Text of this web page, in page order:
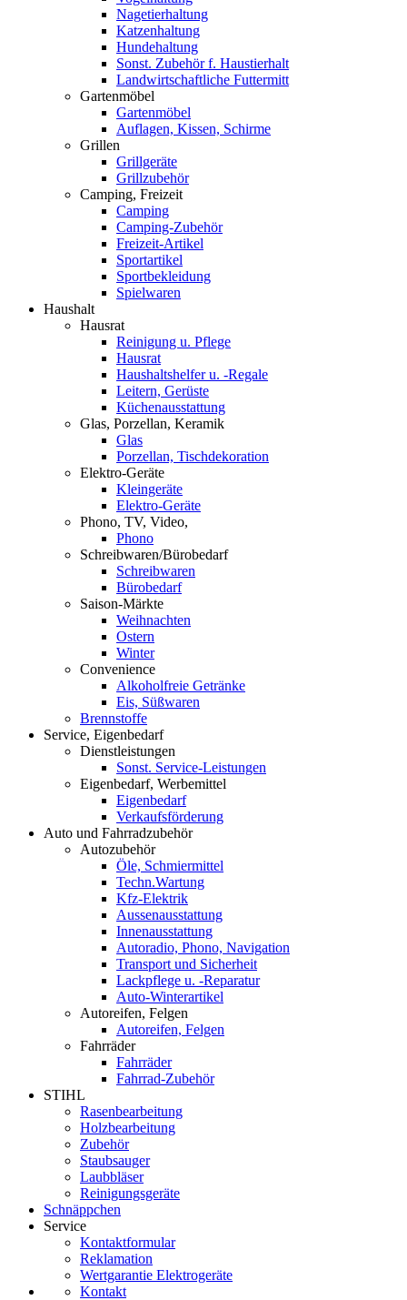
Nagetierhaltung
Katzenhaltung
Hundehaltung
Sonst. Zubehör f. Haustierhalt
Landwirtschaftliche Futtermitt
Gartenmöbel
Gartenmöbel
Auflagen, Kissen, Schirme
Grillen
Grillgeräte
Grillzubehör
Camping, Freizeit
Camping
Camping-Zubehör
Freizeit-Artikel
Sportartikel
Sportbekleidung
Spielwaren
Haushalt
Hausrat
Reinigung u. Pflege
Hausrat
Haushaltshelfer u. -Regale
Leitern, Gerüste
Küchenausstattung
Glas, Porzellan, Keramik
Glas
Porzellan, Tischdekoration
Elektro-Geräte
Kleingeräte
Elektro-Geräte
Phono, TV, Video,
Phono
Schreibwaren/Bürobedarf
Schreibwaren
Bürobedarf
Saison-Märkte
Weihnachten
Ostern
Winter
Convenience
Alkoholfreie Getränke
Eis, Süßwaren
Brennstoffe
Service, Eigenbedarf
Dienstleistungen
Sonst. Service-Leistungen
Eigenbedarf, Werbemittel
Eigenbedarf
Verkaufsförderung
Auto und Fahrradzubehör
Autozubehör
Öle, Schmiermittel
Techn.Wartung
Kfz-Elektrik
Aussenausstattung
Innenausstattung
Autoradio, Phono, Navigation
Transport und Sicherheit
Lackpflege u. -Reparatur
Auto-Winterartikel
Autoreifen, Felgen
Autoreifen, Felgen
Fahrräder
Fahrräder
Fahrrad-Zubehör
STIHL
Rasenbearbeitung
Holzbearbeitung
Zubehör
Staubsauger
Laubbläser
Reinigungsgeräte
Schnäppchen
Service
Kontaktformular
Reklamation
Wertgarantie Elektrogeräte
Kontakt